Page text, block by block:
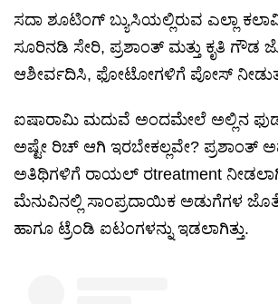
ಸದಾ ಶೂಟಿಂಗ್ ಬ್ಯುಸಿಯಲ್ಲಿರುವ ಎಲ್ಲಾ
ಸೂರಿನಡಿ ಸೇರಿ, ಪ್ರಶಾಂತ್ ಮತ್ತು ಕೃತಿ ಗೌಡ
ಆಶೀರ್ವದಿಸಿ, ಫೋಟೋಗಳಿಗೆ ಪೋಸ್
ಐಷಾರಾಮಿ ಮದುವೆ ಅಂದಮೇಲೆ ಅಲ್ಲಿನ
ಅಷ್ಟೇ ರಿಚ್ ಆಗಿ ಇರಬೇಕಲ್ಲವೇ?
ಅತಿಥಿಗಳಿಗೆ ರಾಯಲ್ ರtreatment
ಮೆನುವಿನಲ್ಲಿ ಸಾಂಪ್ರದಾಯಿಕ ಅಡುಗೆಗಳ
ಹಾಗೂ ಟ್ರೆಂಡಿ ಐಟಂಗಳನ್ನು ಇಡಲಾಗಿತ್ತು.